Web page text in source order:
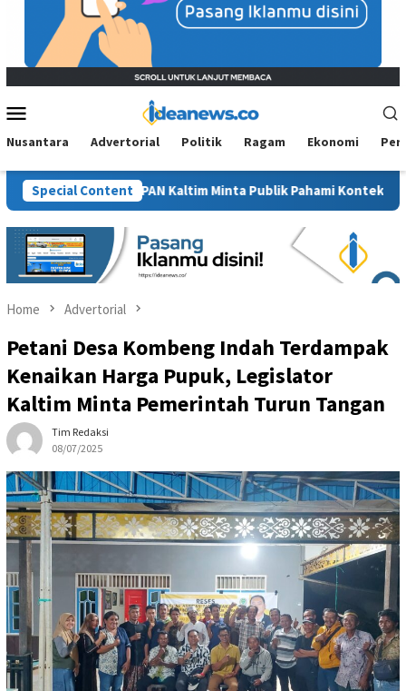
Menu
Nusantara Advertorial Politik Ragam Ekonomi
Special Content
BM PAN Kaltim Minta Publik Pahami Konteks Pidato Secara
Home Advertorial
Petani Desa Kombeng Indah Terdampak
Kenaikan Harga Pupuk, Legislator
Kaltim Minta Pemerintah Turun Tangan
Tim Redaksi
08/07/2025